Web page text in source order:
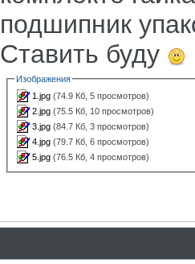
подшипник
Ставить буду
Изображения
1.jpg (74.9 Кб, 5 просмотров)
2.jpg (75.5 Кб, 10 просмотров)
3.jpg (84.7 Кб, 3 просмотров)
4.jpg (79.7 Кб, 6 просмотров)
5.jpg (76.5 Кб, 4 просмотров)